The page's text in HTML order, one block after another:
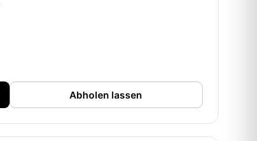
Abholen lassen